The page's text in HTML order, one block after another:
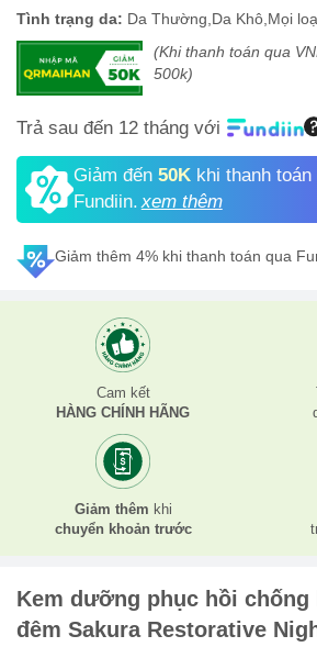
Tình trạng da: Da Thường,Da Khô,Mọi
(Khi thanh toán qua
500k)
Trả sau đến 12 tháng với
Giảm đến 50K khi thanh toán
Fundiin.xem thêm
Giảm thêm 4% khi thanh toán qua
Cam kết
HÀNG CHÍNH HÃNG
Giảm thêm khi
chuyển khoản trước
Kem dưỡng phục hồi chống
đêm Sakura Restorative